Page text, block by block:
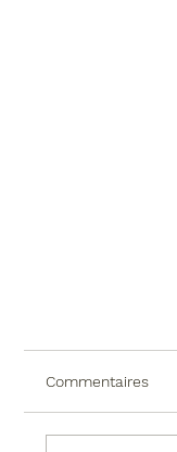
Commentaires